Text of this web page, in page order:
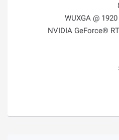
NVIDIA GeForce®